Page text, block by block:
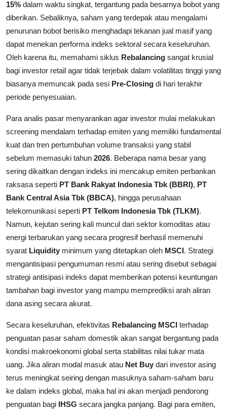
15% dalam waktu singkat, tergantung pada besarnya bobot yang
diberikan. Sebaliknya, saham yang terdepak atau mengalami
penurunan bobot berisiko menghadapi tekanan jual masif yang
dapat menekan performa indeks sektoral secara keseluruhan.
Oleh karena itu, memahami siklus Rebalancing sangat krusial
bagi investor retail agar tidak terjebak dalam volatilitas tinggi yang
biasanya memuncak pada sesi Pre-Closing di hari terakhir
periode penyesuaian.
Para analis pasar menyarankan agar investor mulai melakukan
screening mendalam terhadap emiten yang memiliki fundamental
kuat dan tren pertumbuhan volume transaksi yang stabil
sebelum memasuki tahun 2026. Beberapa nama besar yang
sering dikaitkan dengan indeks ini mencakup emiten perbankan
raksasa seperti PT Bank Rakyat Indonesia Tbk (BBRI), PT
Bank Central Asia Tbk (BBCA), hingga perusahaan
telekomunikasi seperti PT Telkom Indonesia Tbk (TLKM).
Namun, kejutan sering kali muncul dari sektor komoditas atau
energi terbarukan yang secara progresif berhasil memenuhi
syarat Liquidity minimum yang ditetapkan oleh MSCI. Strategi
mengantisipasi pengumuman resmi atau sering disebut sebagai
strategi antisipasi indeks dapat memberikan potensi keuntungan
tambahan bagi investor yang mampu memprediksi arah aliran
dana asing secara akurat.
Secara keseluruhan, efektivitas Rebalancing MSCI terhadap
penguatan pasar saham domestik akan sangat bergantung pada
kondisi makroekonomi global serta stabilitas nilai tukar mata
uang. Jika aliran modal masuk atau Net Buy dari investor asing
terus meningkat seiring dengan masuknya saham-saham baru
ke dalam indeks global, maka hal ini akan menjadi pendorong
penguatan bagi IHSG secara jangka panjang. Bagi para emiten,